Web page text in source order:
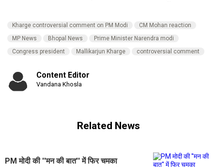
Kharge controversial comment on PM Modi
CM Mohan reaction
MP News
Bhopal News
Prime Minister Narendra modi
Congress president
Mallikarjun Kharge controversial comment
Content Editor
Vandana Khosla
Related News
PM मोदी की ''मन की बात'' में फिर चमका